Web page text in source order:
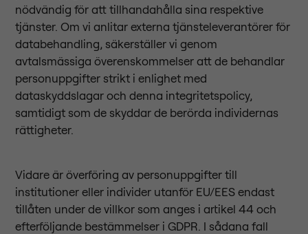
nödvändig för att tillhandahålla sina respektive
tjänster. Om vi anlitar externa tjänsteleverantörer för
databehandling, säkerställer vi genom
avtalsmässiga överenskommelser att de behandlar
personuppgifter strikt i enlighet med
dataskyddslagar och denna integritetspolicy,
samtidigt som de skyddar de berörda individernas
rättigheter.
Vidare är överföring av personuppgifter till
institutioner eller individer utanför EU/EES endast
tillåten under de villkor som anges i artikel 44 och
efterföljande bestämmelser i GDPR. I sådana fall